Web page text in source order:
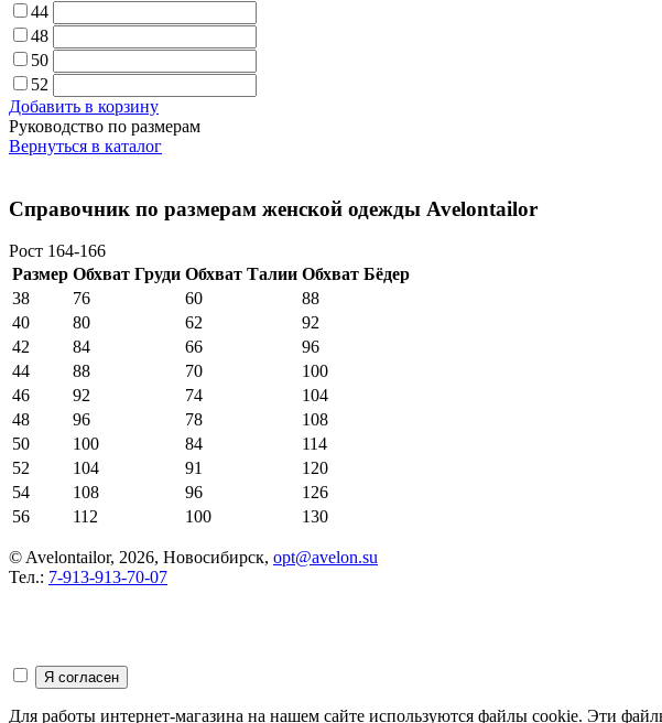
44
48
50
52
Добавить в корзину
Руководство по размерам
Вернуться в каталог
Справочник по размерам женской одежды Avelontailor
Рост 164-166
Размер Обхват Груди Обхват Талии Обхват Бёдер
38
76 60
88
40
80 62
92
42
84 66
96
44
88 70
100
46
92 74
104
48
96 78
108
50
100 84
114
52
104 91
120
54
108 96
126
56
112 100 130
© Avelontailor, 2026, Новосибирск, opt@avelon.su
Тел.: 7-913-913-70-07
Для работы интернет-магазина на нашем сайте используются файлы cookie. Эти